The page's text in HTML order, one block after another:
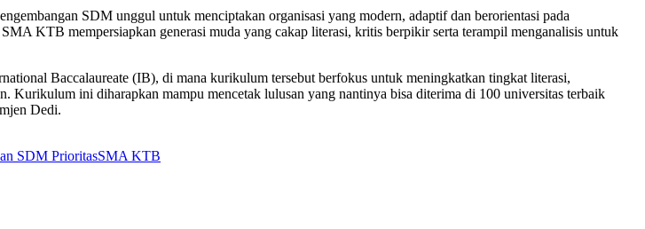
SDM unggul untuk menciptakan organisasi yang modern, adaptif dan berorientasi pada
KTB mempersiapkan generasi muda yang cakap literasi, kritis berpikir serta terampil menganalisis untuk
Baccalaureate (IB), di mana kurikulum tersebut berfokus untuk meningkatkan tingkat literasi,
Kurikulum ini diharapkan mampu mencetak lulusan yang nantinya bisa diterima di 100 universitas terbaik
Dedi.
SDM PrioritasSMA KTB